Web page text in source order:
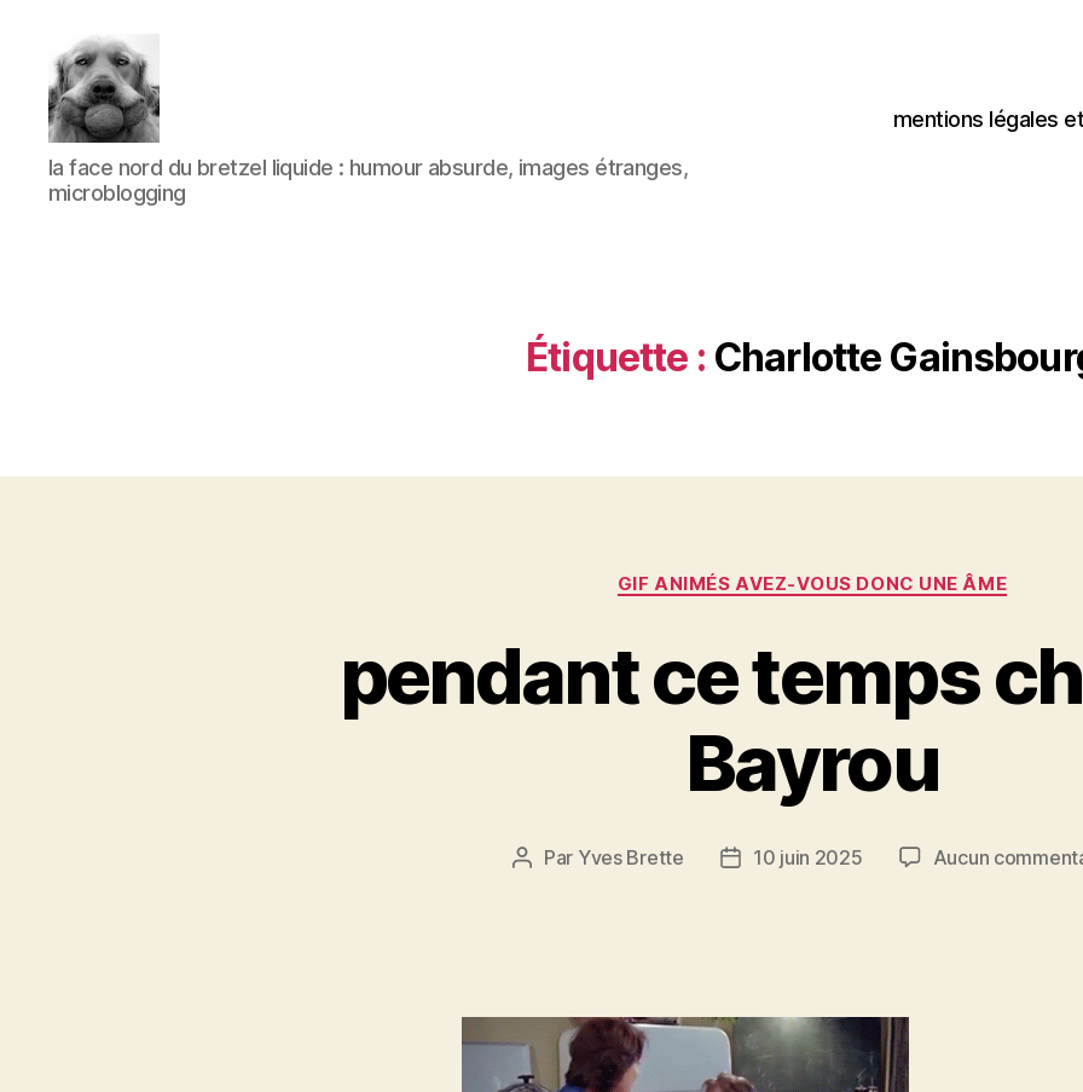
à
l'ombre
d'un
la face nord du bretzel liquide : humour absurde, images étranges,
microblogging
mentions légales
Étiquette : Charlotte
Catégories
GIF ANIMÉS AVEZ-VOUS DONC UNE ÂME
pendant ce temps
Bayrou
Auteur
Par Yves Brette
Date10 juin 2025 Aucun